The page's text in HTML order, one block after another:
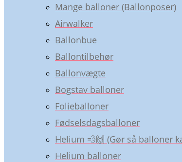
Mange balloner (Ballonposer)
Airwalker
Ballonbue
Ballontilbehør
Ballonvægte
Bogstav balloner
Folieballoner
Fødselsdagsballoner
Helium 💨🙌 (Gør så balloner
Helium balloner